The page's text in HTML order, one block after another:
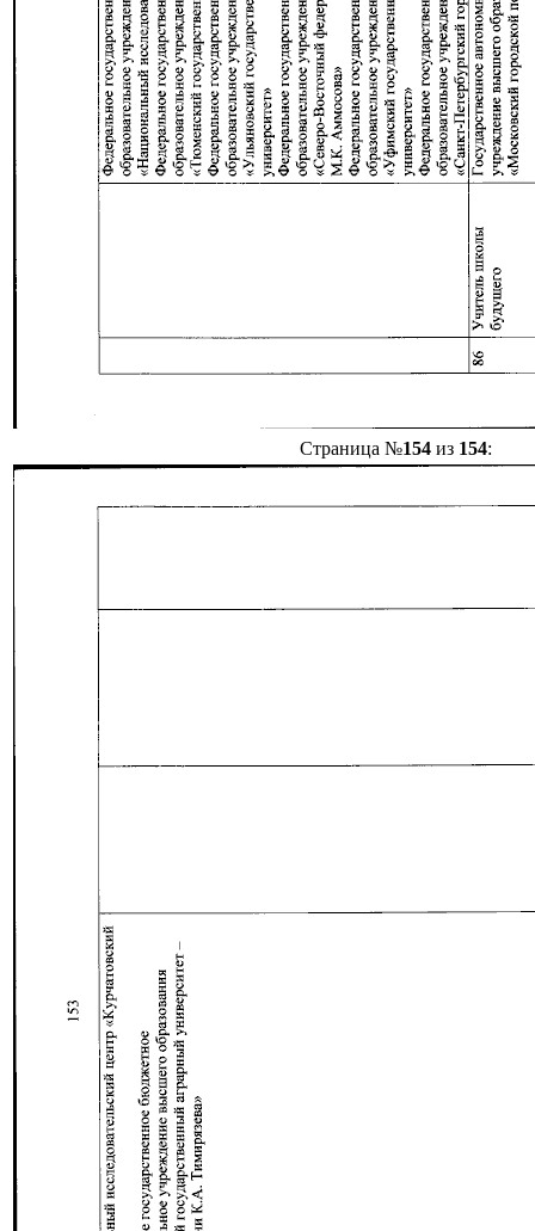
Страница №154из 154: